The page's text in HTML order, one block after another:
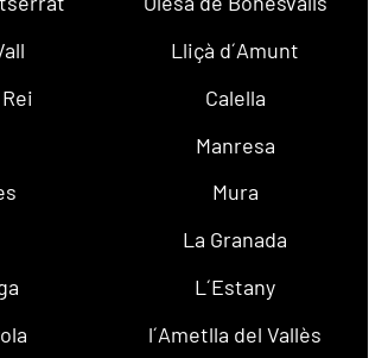
Lliçà d´Amunt
Calella
Manresa
Mura
La Granada
L´Estany
l´Ametlla del Vallès